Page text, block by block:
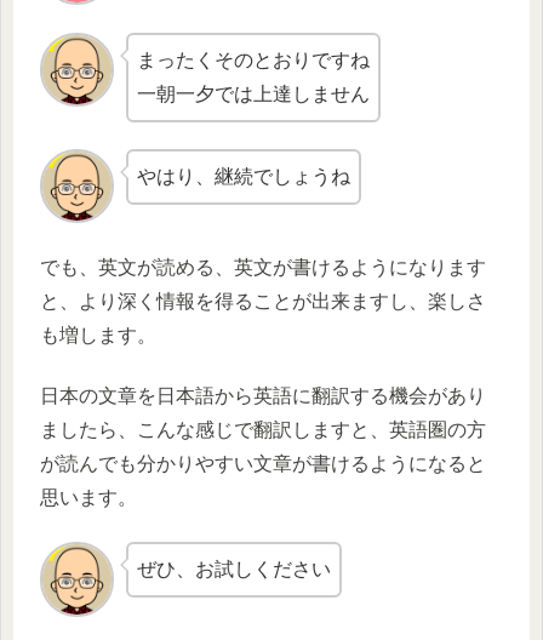
まったくそのとおりですね
一朝一夕では上達しません
やはり、継続でしょうね
でも、英文が読める、英文が書けるようになります
と、より深く情報を得ることが出来ますし、楽しさ
も増します。
日本の文章を日本語から英語に翻訳する機会があり
ましたら、こんな感じで翻訳しますと、英語圏の方
が読んでも分かりやすい文章が書けるようになると
思います。
ぜひ、お試しください